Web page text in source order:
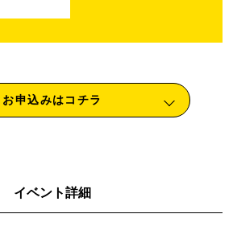
お申込みはコチラ
イベント詳細